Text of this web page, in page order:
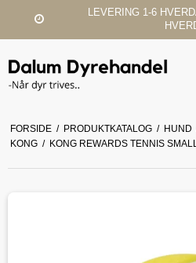
(LAGERVARE 1-2
FORSIDE / PRODUKTKATALOG / HUND
KONG / KONG REWARDS TENNIS SMALL